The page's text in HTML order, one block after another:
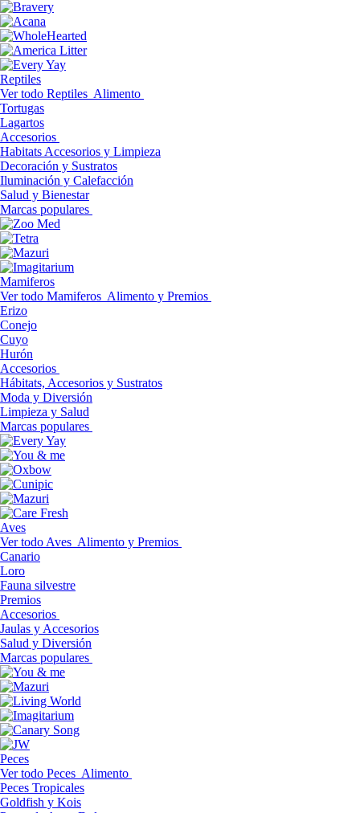
Reptiles
Ver todo Reptiles Alimento
Tortugas
Lagartos
Accesorios
Habitats Accesorios y Limpieza
Decoración y Sustratos
Iluminación y Calefacción
Salud y Bienestar
Marcas populares
Mamiferos
Ver todo Mamiferos Alimento y Premios
Erizo
Conejo
Cuyo
Hurón
Accesorios
Hábitats, Accesorios y Sustratos
Moda y Diversión
Limpieza y Salud
Marcas populares
Aves
Ver todo Aves Alimento y Premios
Canario
Loro
Fauna silvestre
Premios
Accesorios
Jaulas y Accesorios
Salud y Diversión
Marcas populares
Peces
Ver todo Peces Alimento
Peces Tropicales
Goldfish y Kois